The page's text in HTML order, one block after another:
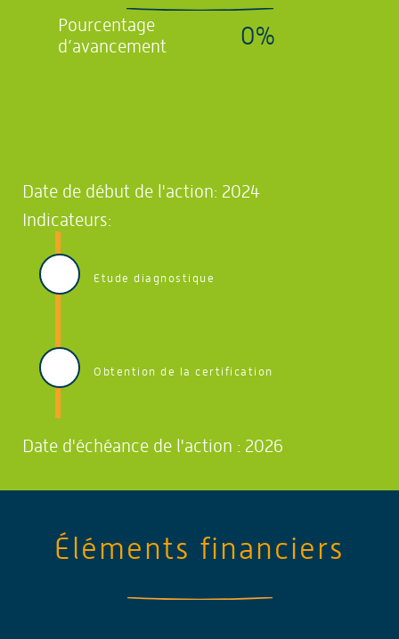
Date de début de l'action: 2024
Indicateurs:
Etude diagnostique
Obtention de la certification
Date d'échéance de l'action : 2026
Pourcentage
d’avancement
0%
Éléments financiers